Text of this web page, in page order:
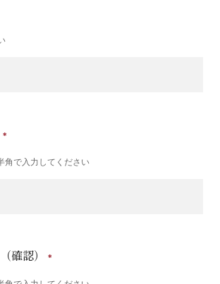
角で入力してください
確認）